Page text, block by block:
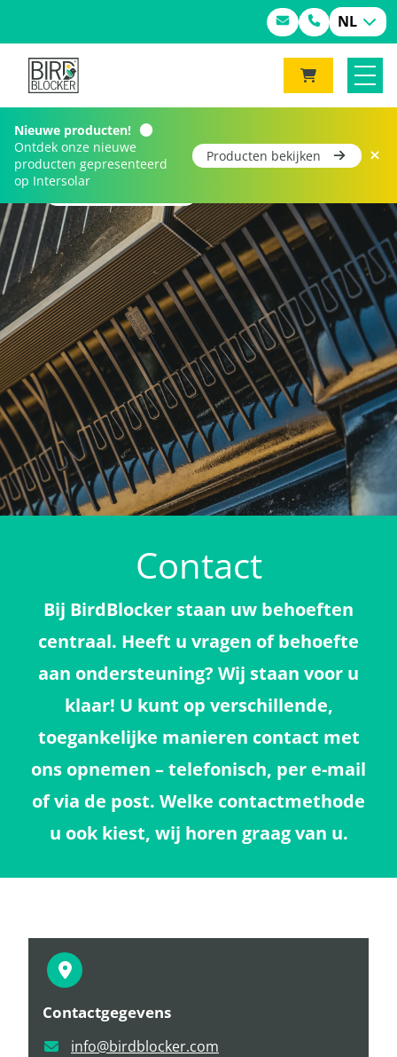
NL
Nieuwe producten!
Ontdek onze nieuwe
producten gepresenteerd
op Intersolar
Producten bekijken
Home
Contact
Bij BirdBlocker staan uw behoeften
centraal. Heeft u vragen of behoefte
aan ondersteuning? Wij staan voor u
klaar! U kunt op verschillende,
toegankelijke manieren contact met
ons opnemen – telefonisch, per e-mail
of via de post. Welke contactmethode
u ook kiest, wij horen graag van u.
Contactgegevens
info@birdblocker.com